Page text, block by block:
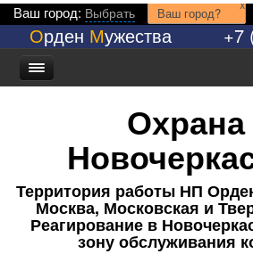
Ваш город: Выбрать Ваш город?
x
Орден Мужества +7
Охрана
Территория работы НП
Москва, Московская и
Реагирование в
зону обслуживания